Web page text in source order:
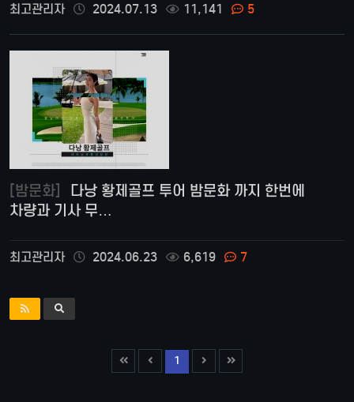
최고관리자 2024.07.13 11,141 5
[밤문화]
차량과 기사 무…
최고관리자 2024.06.23 6,619 7
1